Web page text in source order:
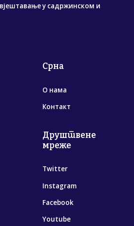
у садржинском и
Срна
О нама
Контакт
Друштвене
мреже
Twitter
Instagram
Facebook
Youtube